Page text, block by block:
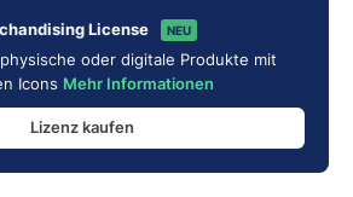
License NEU
oder digitale Produkte mit
Icons Mehr Informationen
Lizenz kaufen